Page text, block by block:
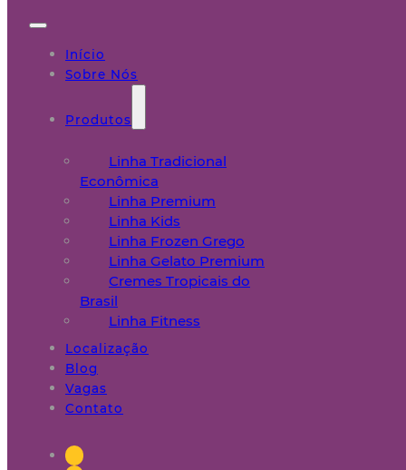
Início
Sobre Nós
Produtos
Linha Tradicional
Econômica
Linha Premium
Linha Kids
Linha Frozen Grego
Linha Gelato Premium
Cremes Tropicais do
Brasil
Linha Fitness
Localização
Blog
Vagas
Contato